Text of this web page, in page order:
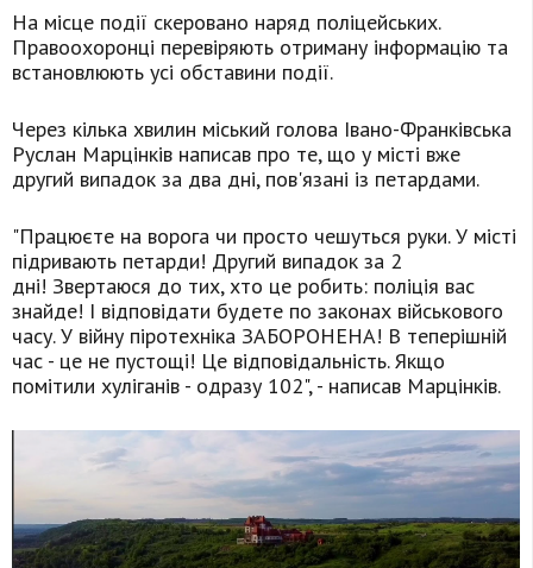
На місце події скеровано наряд поліцейських.
Правоохоронці перевіряють отриману інформацію та
встановлюють усі обставини події.
Через кілька хвилин міський голова Івано-Франківська
Руслан Марцінків написав про те, що у місті вже
другий випадок за два дні, пов'язані із петардами.
"Працюєте на ворога чи просто чешуться руки. У місті
підривають петарди! Другий випадок за 2
дні! Звертаюся до тих, хто це робить: поліція вас
знайде! І відповідати будете по законах військового
часу. У війну піротехніка ЗАБОРОНЕНА! В теперішній
час - це не пустощі! Це відповідальність. Якщо
помітили хуліганів - одразу 102", - написав Марцінків.